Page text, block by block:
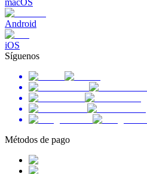
macOS
Android
iOS
Síguenos
Métodos de pago